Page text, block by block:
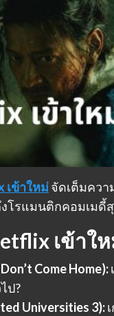
เข้าใหม่จัดเต็มคว
งโรแมนติกคอมเม
เข้าใ
Come Home):
ป?
Universities 3):